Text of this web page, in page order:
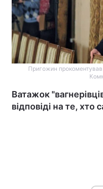
Пригожин
Ватажок
відповіді на те,